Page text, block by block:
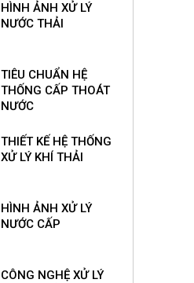
HÌNH ẢNH XỬ LÝ
NƯỚC THẢI
TIÊU CHUẨN HỆ
THỐNG CẤP THOÁT
NƯỚC
THIẾT KẾ HỆ THỐNG
XỬ LÝ KHÍ THẢI
HÌNH ẢNH XỬ LÝ
NƯỚC CẤP
CÔNG NGHỆ XỬ LÝ